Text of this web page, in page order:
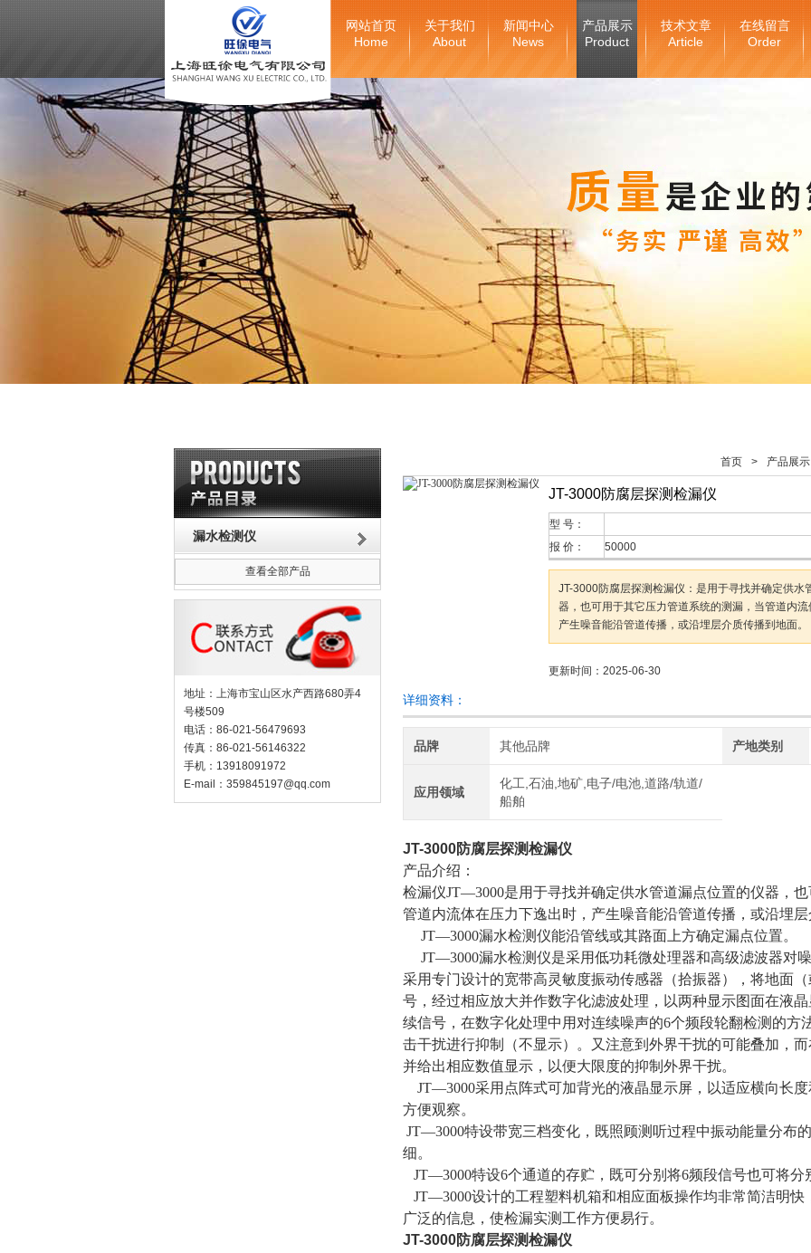
网站首页
Home
关于我们
About
新闻中心
News
产品展示
Product
技术文章
Article
在线留言
Order
漏水检测仪
查看全部产品
地址：上海市宝山区水产西路680弄4
号楼509
电话：86-021-56479693
传真：86-021-56146322
手机：13918091972
E-mail： 359845197@qq.com
首页 > 产品展示
JT-3000防腐层探测检漏仪
型 号：
报 价：
50000
JT-3000防腐层探测检漏仪：是用于寻找并确定供水
器，也可用于其它压力管道系统的测漏，当管道内流
产生噪音能沿管道传播，或沿埋层介质传播到地面。
更新时间：2025-06-30
详细资料：
品牌 其他品牌 产地类别
应用领域
化工,石油,地矿,电子/电池,道路/轨道/
船舶
JT-3000防腐层探测检漏仪
产品介绍：
检漏仪JT—3000是用于寻找并确定供水管道漏点位置的仪器，
管道内流体在压力下逸出时，产生噪音能沿管道传播，或沿埋层
JT—3000漏水检测仪能沿管线或其路面上方确定漏点位置。
JT—3000漏水检测仪是采用低功耗微处理器和高级滤波器对
采用专门设计的宽带高灵敏度振动传感器（拾振器），将地面
号，经过相应放大并作数字化滤波处理，以两种显示图面在液
续信号，在数字化处理中用对连续噪声的6个频段轮翻检测的方
击干扰进行抑制（不显示）。又注意到外界干扰的可能叠加，
并给出相应数值显示，以便大限度的抑制外界干扰。
JT—3000采用点阵式可加背光的液晶显示屏，以适应横向长
方便观察。
JT—3000特设带宽三档变化，既照顾测听过程中振动能量分布
细。
JT—3000特设6个通道的存贮，既可分别将6频段信号也可将分
JT—3000设计的工程塑料机箱和相应面板操作均非常简洁明快
广泛的信息，使检漏实测工作方便易行。
JT-3000防腐层探测检漏仪